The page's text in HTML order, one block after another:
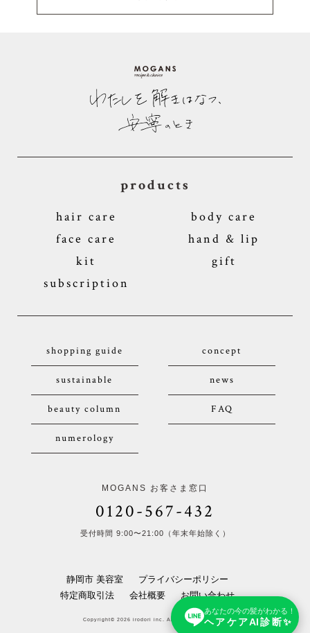
あなたの今の髪がわかる！
ヘアケアAI診断✨
products
hair care
body care
face care
hand & lip
kit
gift
subscription
shopping guide concept
sustainable news
beauty column FAQ
numerology
MOGANS お客さま窓口
0120-567-432
受付時間 9:00〜21:00（年末年始除く）
静岡市 美容室
プライバシーポリシー
特定商取引法
会社概要 お問い合わせ
Copyright© 2026 irodori inc. All Rights Reserved.